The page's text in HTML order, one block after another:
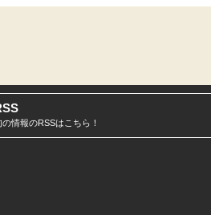
の情報のRSSは こちら！